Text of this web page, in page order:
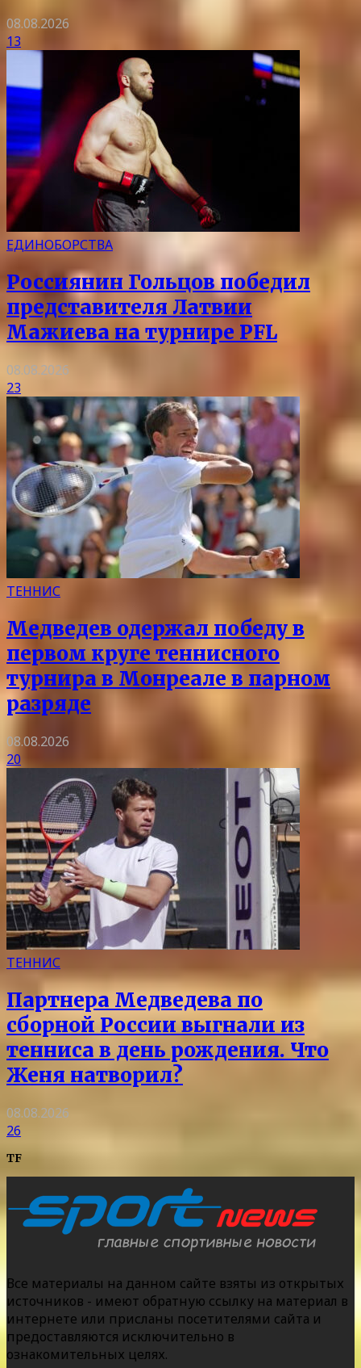
08.08.2026
13
ЕДИНОБОРСТВА
Россиянин Гольцов победил
представителя Латвии
Мажиева на турнире PFL
08.08.2026
23
ТЕННИС
Медведев одержал победу в
первом круге теннисного
турнира в Монреале в парном
разряде
08.08.2026
20
ТЕННИС
Партнера Медведева по
сборной России выгнали из
тенниса в день рождения. Что
Женя натворил?
08.08.2026
26
TF
Все материалы на данном сайте взяты из открытых
источников - имеют обратную ссылку на материал в
интернете или присланы посетителями сайта и
предоставляются исключительно в
ознакомительных целях.